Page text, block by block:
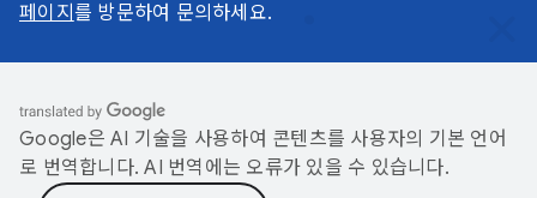
페이지 를 방문하여 문의하세요.
Google은 AI 기술을 사용하여 콘텐츠를 사용자의 기본 언어
로 번역합니다. AI 번역에는 오류가 있을 수 있습니다.